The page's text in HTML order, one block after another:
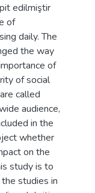
edilmiştir
of
daily. The
the way
of
of social
called
audience,
in the
whether
on the
study is to
studies in